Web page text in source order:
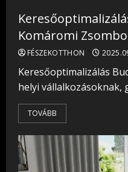
Komáromi
FÉSZEKOTTHON
Keresőoptimalizálás
helyi vállalkozásoknak,
TOVÁBB